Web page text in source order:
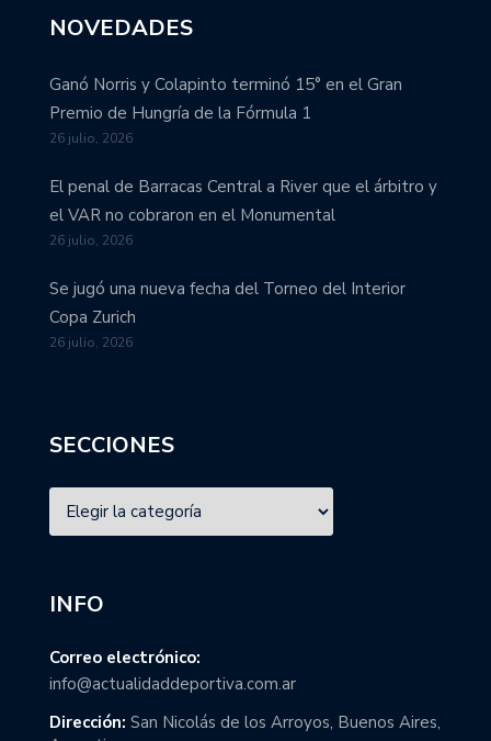
NOVEDADES
Ganó Norris y Colapinto terminó 15° en el Gran
Premio de Hungría de la Fórmula 1
26 julio, 2026
El penal de Barracas Central a River que el árbitro y
el VAR no cobraron en el Monumental
26 julio, 2026
Se jugó una nueva fecha del Torneo del Interior
Copa Zurich
26 julio, 2026
SECCIONES
INFO
Correo electrónico:
info@actualidaddeportiva.com.ar
Dirección: San Nicolás de los Arroyos, Buenos Aires,